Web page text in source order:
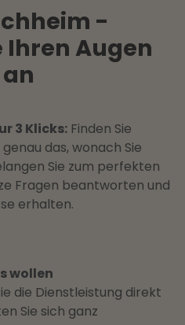
-
Ihren Augen
3 Klicks: Finden Sie
das, wonach Sie
Sie zum perfekten
Fragen beantworten und
erhalten.
wollen
die Dienstleistung direkt
Sie sich ganz